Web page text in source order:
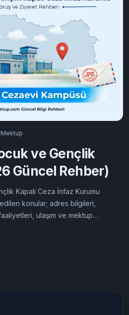
ve Gençlik
Güncel Rehber)
Kapalı Ceza İnfaz Kurumu
konular; adres bilgileri,
ulaşım ve mektup